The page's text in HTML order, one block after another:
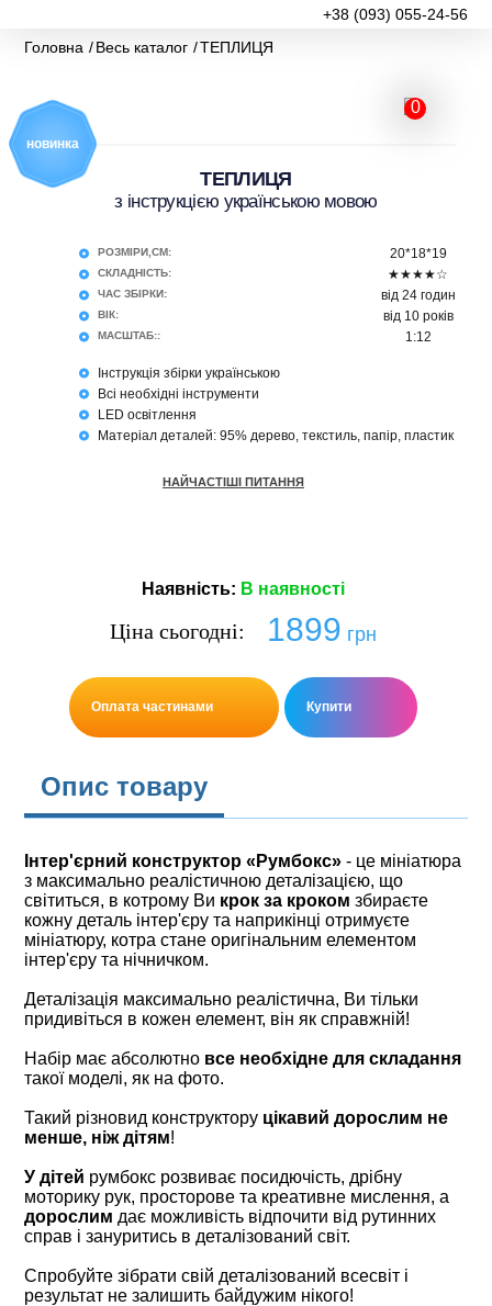
+38 (093) 055-24-56
Головна Весь каталог ТЕПЛИЦЯ
новинка
ТЕПЛИЦЯ
з інструкцією українською мовою
РОЗМІРИ,СМ: 20*18*19
СКЛАДНІСТЬ: ★★★★☆
ЧАС ЗБІРКИ: від 24 годин
ВІК: від 10 років
МАСШТАБ:: 1:12
Інструкція збірки українською
Всі необхідні інструменти
LED освітлення
Матеріал деталей: 95% дерево, текстиль, папір, пластик
НАЙЧАСТІШІ ПИТАННЯ
Наявнiсть: В наявностi
Ціна сьогодні: 1899 грн
Оплата частинами Купити
Опис товару
Інтер'єрний конструктор«Румбокс» - це мініатюра
з максимально реалістичною деталізацією, що
світиться, в котрому Ви крок за кроком збираєте
кожну деталь інтер'єру та наприкінці отримуєте
мініатюру, котра стане оригінальним елементом
інтер'єру та нічничком.
Деталізація максимально реалістична, Ви тільки
придивіться в кожен елемент, він як справжній!
Набір має абсолютно все необхідне для складання
такої моделі, як на фото.
Такий різновид конструктору цікавий дорослим не
менше, ніж дітям!
У дітей румбокс розвиває посидючість, дрібну
моторику рук, просторове та креативне мислення, а
дорослим дає можливість відпочити від рутинних
справ і зануритись в деталізований світ.
Спробуйте зібрати свій деталізований всесвіт і
результат не залишить байдужим нікого!
0